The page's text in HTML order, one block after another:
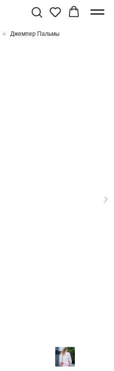
» Джемпер Пальмы